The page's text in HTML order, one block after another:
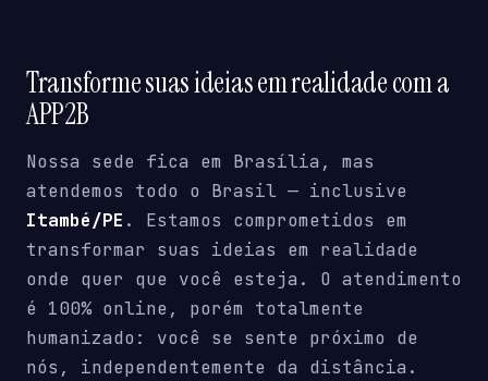
Transforme suas ideias em realidade com a
APP2B
Nossa sede fica em Brasília, mas
atendemos todo o Brasil — inclusive
Itambé/PE . Estamos comprometidos em
transformar suas ideias em realidade
onde quer que você esteja. O atendimento
é 100% online, porém totalmente
humanizado: você se sente próximo de
nós, independentemente da distância.